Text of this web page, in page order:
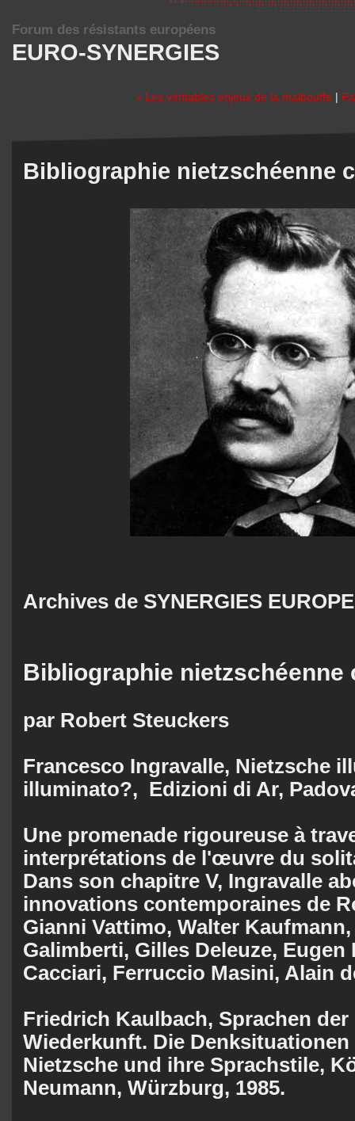
EURO-SYNERGIES
Forum des résistants européens
« Les véritables enjeux de la malbouffe |
Bibliographie nietzschéenne
Archives de SYNERGIES
Bibliographie nietzschéenne
par Robert Steuckers
Francesco Ingravalle, Nietzsche
illuminato?, Edizioni di Ar,
Une promenade rigoureuse à
interprétations de l'œuvre du
Dans son chapitre V, Ingravalle
innovations contemporaines de
Gianni Vattimo, Walter
Galimberti, Gilles Deleuze, Eugen
Cacciari, Ferruccio Masini, Alain
Friedrich Kaulbach, Sprachen der
Wiederkunft. Die
Nietzsche und ihre Sprachstile,
Neumann, Würzburg, 1985.